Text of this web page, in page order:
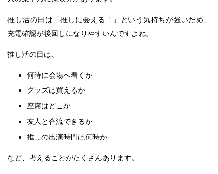
推し活の日は「推しに会える！」という気持ちが強いため、
充電確認が後回しになりやすいんですよね。
推し活の日は、
何時に会場へ着くか
グッズは買えるか
座席はどこか
友人と合流できるか
推しの出演時間は何時か
など、考えることがたくさんあります。